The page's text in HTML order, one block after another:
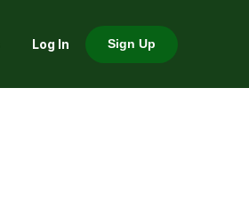
Log In Sign Up